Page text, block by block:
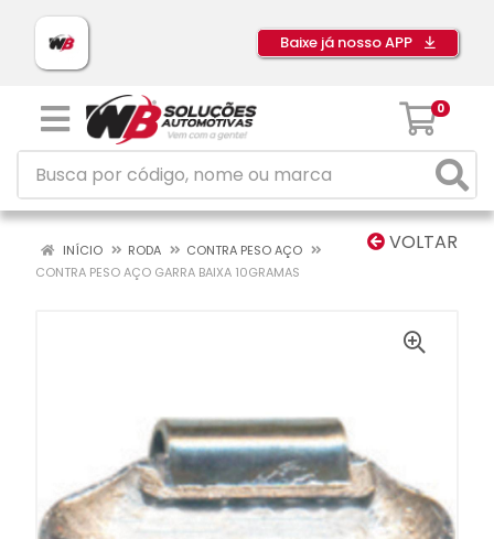
Baixe já nosso APP
0
VOLTAR
INÍCIO RODA
CONTRA PESO AÇO
CONTRA PESO AÇO GARRA BAIXA 10GRAMAS